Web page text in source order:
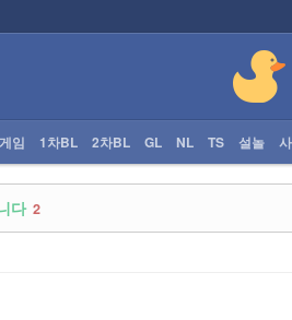
게임 1차BL 2차BL GL NL TS 설놀
다 2